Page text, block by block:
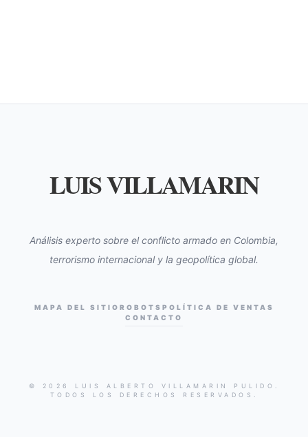
LUIS VILLAMARIN
Análisis experto sobre el conflicto armado en Colombia,
terrorismo internacional y la geopolítica global.
MAPA DEL SITIO ROBOTS POLÍTICA DE VENTAS
CONTACTO
© 2026 LUIS ALBERTO VILLAMARIN PULIDO.
TODOS LOS DERECHOS RESERVADOS.